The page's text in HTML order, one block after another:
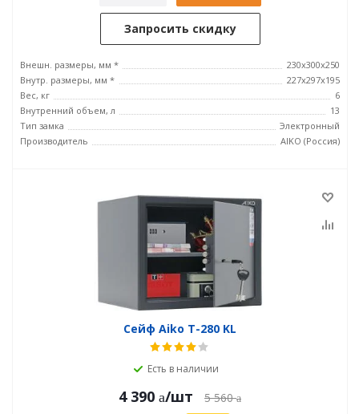
Запросить скидку
Внешн. размеры, мм *
230x300x250
Внутр. размеры, мм *
227x297x195
Вес, кг
6
Внутренний объем, л
13
Тип замка
Электронный
Производитель
AIKO (Россия)
Сейф Aiko T-280 KL
Есть в наличии
4 390 /шт 5 560